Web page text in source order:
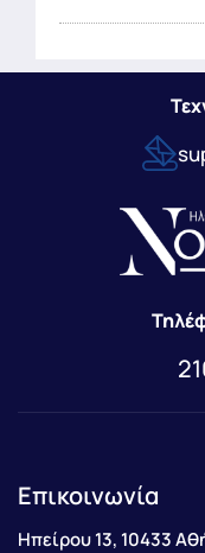
Επικοινωνία
Ηπείρου 13, 10433